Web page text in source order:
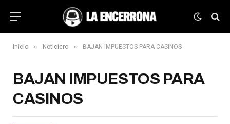
Inicio » Noticiero » BAJAN IMPUESTOS PARA CASINOS
BAJAN IMPUESTOS PARA
CASINOS